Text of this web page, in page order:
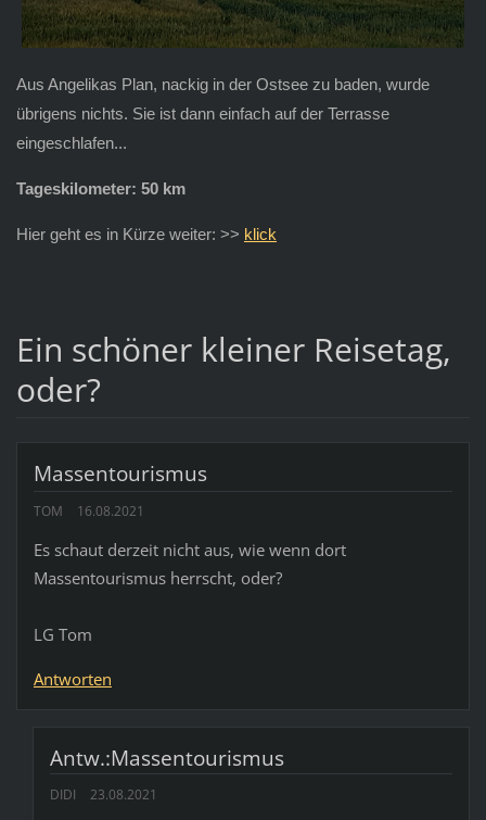
Aus Angelikas Plan, nackig in der Ostsee zu baden, wurde
übrigens nichts. Sie ist dann einfach auf der Terrasse
eingeschlafen...
Tageskilometer: 50 km
Hier geht es in Kürze weiter: >> klick
Ein schöner kleiner Reisetag,
oder?
Massentourismus
TOM 16.08.2021
Es schaut derzeit nicht aus, wie wenn dort
Massentourismus herrscht, oder?
LG Tom
Antworten
Antw.:Massentourismus
DIDI 23.08.2021